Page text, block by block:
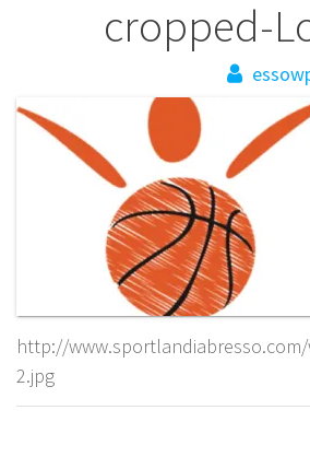
cropped-
http://
2.jpg
Navigazione